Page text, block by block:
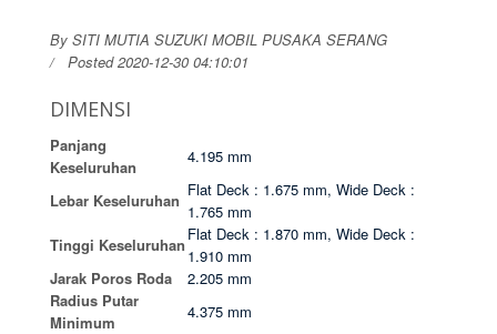
By SITI MUTIA SUZUKI MOBIL PUSAKA SERANG
Posted 2020-12-30 04:10:01
DIMENSI
Panjang
Keseluruhan
4.195 mm
Lebar Keseluruhan
Flat Deck : 1.675 mm, Wide Deck :
1.765 mm
Tinggi Keseluruhan
Flat Deck : 1.870 mm, Wide Deck :
1.910 mm
Jarak Poros Roda
2.205 mm
Radius Putar
Minimum
4.375 mm